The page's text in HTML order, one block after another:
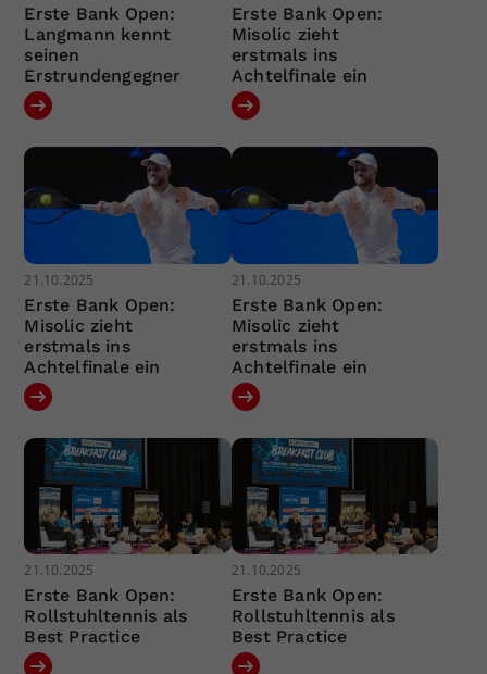
Erste Bank Open:
Langmann kennt
seinen
Erstrundengegner
Erste Bank Open:
Misolic zieht
erstmals ins
Achtelfinale ein
21.10.2025
Erste Bank Open:
Misolic zieht
erstmals ins
Achtelfinale ein
21.10.2025
Erste Bank Open:
Misolic zieht
erstmals ins
Achtelfinale ein
21.10.2025
Erste Bank Open:
Rollstuhltennis als
Best Practice
21.10.2025
Erste Bank Open:
Rollstuhltennis als
Best Practice